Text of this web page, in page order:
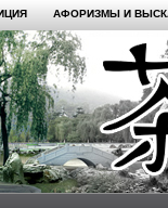
АФОРИЗМЫ И